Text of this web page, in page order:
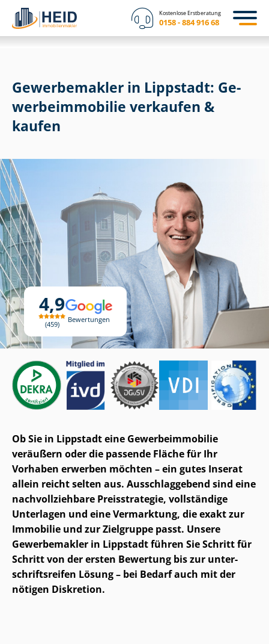
Kostenlose Erstberatung
0158 - 884 916 68
4,9
459
Bewertungen
Gewerbemakler in Lippstadt: Ge­
wer­be­im­mo­bi­lie verkaufen &
kaufen
Ob Sie in Lippstadt eine Ge­wer­be­im­mo­bi­lie
veräußern oder die passende Fläche für Ihr
Vorhaben erwerben möchten – ein gutes Inserat
allein reicht selten aus. Ausschlaggebend sind eine
nach­voll­zieh­ba­re Preisstrategie, vollständige
Unterlagen und eine Vermarktung, die exakt zur
Immobilie und zur Zielgruppe passt. Unsere
Gewerbemakler in Lippstadt führen Sie Schritt für
Schritt von der ersten Bewertung bis zur un­ter­
schrifts­rei­fen Lösung – bei Bedarf auch mit der
nötigen Diskretion.